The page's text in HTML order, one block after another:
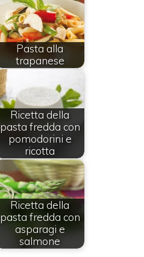
Pasta alla
trapanese
Ricetta della
pasta fredda con
pomodorini e
ricotta
Ricetta della
pasta fredda con
asparagi e
salmone